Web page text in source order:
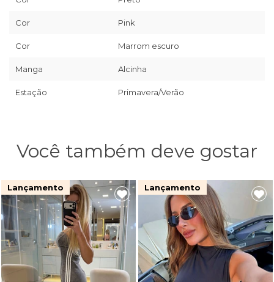
Cor Pink
Cor Marrom escuro
Manga Alcinha
Estação Primavera/Verão
Você também deve gostar
Lançamento Lançamento